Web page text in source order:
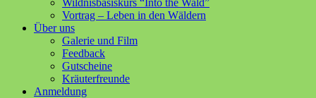
Wildnisbasiskurs “Into the Wald”
Vortrag – Leben in den Wäldern
Über uns
Galerie und Film
Feedback
Gutscheine
Kräuterfreunde
Anmeldung